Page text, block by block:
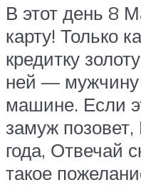
В этот день 8
карту! Только
кредитку
ней —
машине. Если
замуж
года, Отвечай
такое